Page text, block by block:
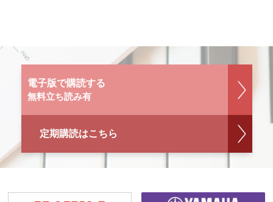
電子版で購読する
無料立ち読み有
定期購読はこちら